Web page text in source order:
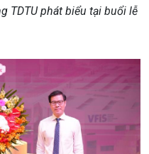
TDTU phát biểu tại buổi lễ